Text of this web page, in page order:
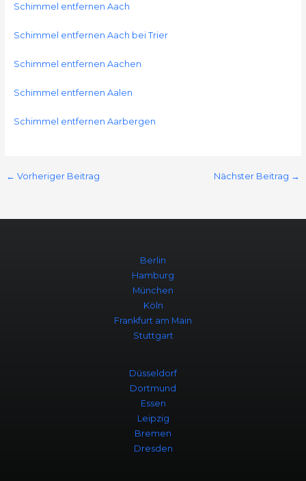
Schimmel entfernen Aach
Schimmel entfernen Aach bei Trier
Schimmel entfernen Aachen
Schimmel entfernen Aalen
Schimmel entfernen Aarbergen
← Vorheriger Beitrag Nächster Beitrag →
Berlin
Hamburg
München
Köln
Frankfurt am Main
Stuttgart
Düsseldorf
Dortmund
Essen
Leipzig
Bremen
Dresden